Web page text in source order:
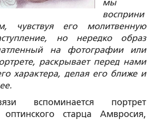
мы
восприни
чувствуя его молитвенную
но нередко образ
на фотографии или
раскрывает перед нами
характера, делая его ближе и
вспоминается портрет
оптинского старца Амвросия,